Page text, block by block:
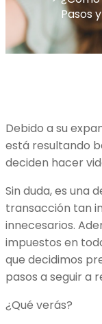
Pasos
Debido a su
está resultando
deciden hacer
Sin duda, es una
transacción tan
innecesarios.
impuestos en
que decidimos
pasos a seguir a
¿Qué verás?